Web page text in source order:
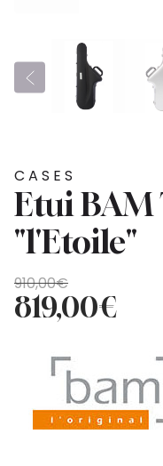
CASES
Etui BAM
"l'Etoile"
910,00€
Original
price
was:
910,00€.
819,00€
Current
price
is:
819,00€.